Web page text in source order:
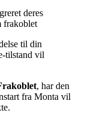
deres
frakoblet
til din
tilstand vil
, har den
fra Monta vil